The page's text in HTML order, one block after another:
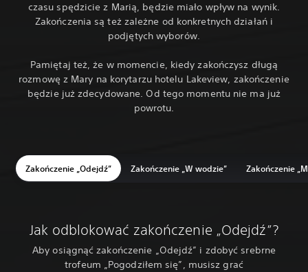
czasu spędzicie z Marią, będzie miało wpływ na wynik.
Zakończenia są też zależne od konkretnych działań i
podjętych wyborów.
Pamiętaj też, że w momencie, kiedy zakończysz długą
rozmowę z Mary na korytarzu hotelu Lakeview, zakończenie
będzie już zdecydowane. Od tego momentu nie ma już
powrotu.
Zakończenie „Odejdź” Zakończenie „W wodzie” Zakończenie
Jak odblokować zakończenie „Odejdź”?
Aby osiągnąć zakończenie „Odejdź” i zdobyć srebrne
trofeum „Pogodziłem się”, musisz grać